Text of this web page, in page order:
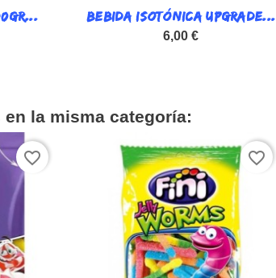
Vista rápida
BEBIDA ISOTÓNICA UPGRADE...
6,00 €
la misma categoría:
favorite_border favorite_border